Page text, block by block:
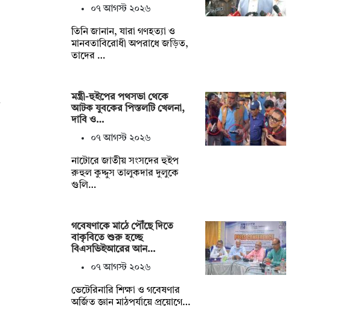
০৭ আগস্ট ২০২৬
তিনি জানান, যারা গণহত্যা ও
মানবতাবিরোধী অপরাধে জড়িত,
তাদের …
মন্ত্রী-হুইপের পথসভা থেকে
আটক যুবকের পিস্তলটি খেলনা,
দাবি ও…
০৭ আগস্ট ২০২৬
নাটোরে জাতীয় সংসদের হুইপ
রুহুল কুদ্দুস তালুকদার দুলুকে
গুলি…
গবেষণাকে মাঠে পৌঁছে দিতে
বাকৃবিতে শুরু হচ্ছে
বিএসভিইআরের আন…
০৭ আগস্ট ২০২৬
ভেটেরিনারি শিক্ষা ও গবেষণার
অর্জিত জ্ঞান মাঠপর্যায়ে প্রয়োগে…